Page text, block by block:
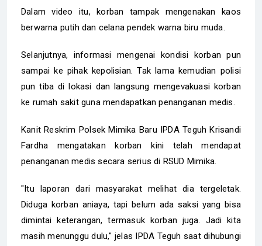
Dalam video itu, korban tampak mengenakan kaos
berwarna putih dan celana pendek warna biru muda.
Selanjutnya, informasi mengenai kondisi korban pun
sampai ke pihak kepolisian. Tak lama kemudian polisi
pun tiba di lokasi dan langsung mengevakuasi korban
ke rumah sakit guna mendapatkan penanganan medis.
Kanit Reskrim Polsek Mimika Baru IPDA Teguh Krisandi
Fardha mengatakan korban kini telah mendapat
penanganan medis secara serius di RSUD Mimika.
"Itu laporan dari masyarakat melihat dia tergeletak.
Diduga korban aniaya, tapi belum ada saksi yang bisa
dimintai keterangan, termasuk korban juga. Jadi kita
masih menunggu dulu," jelas IPDA Teguh saat dihubungi